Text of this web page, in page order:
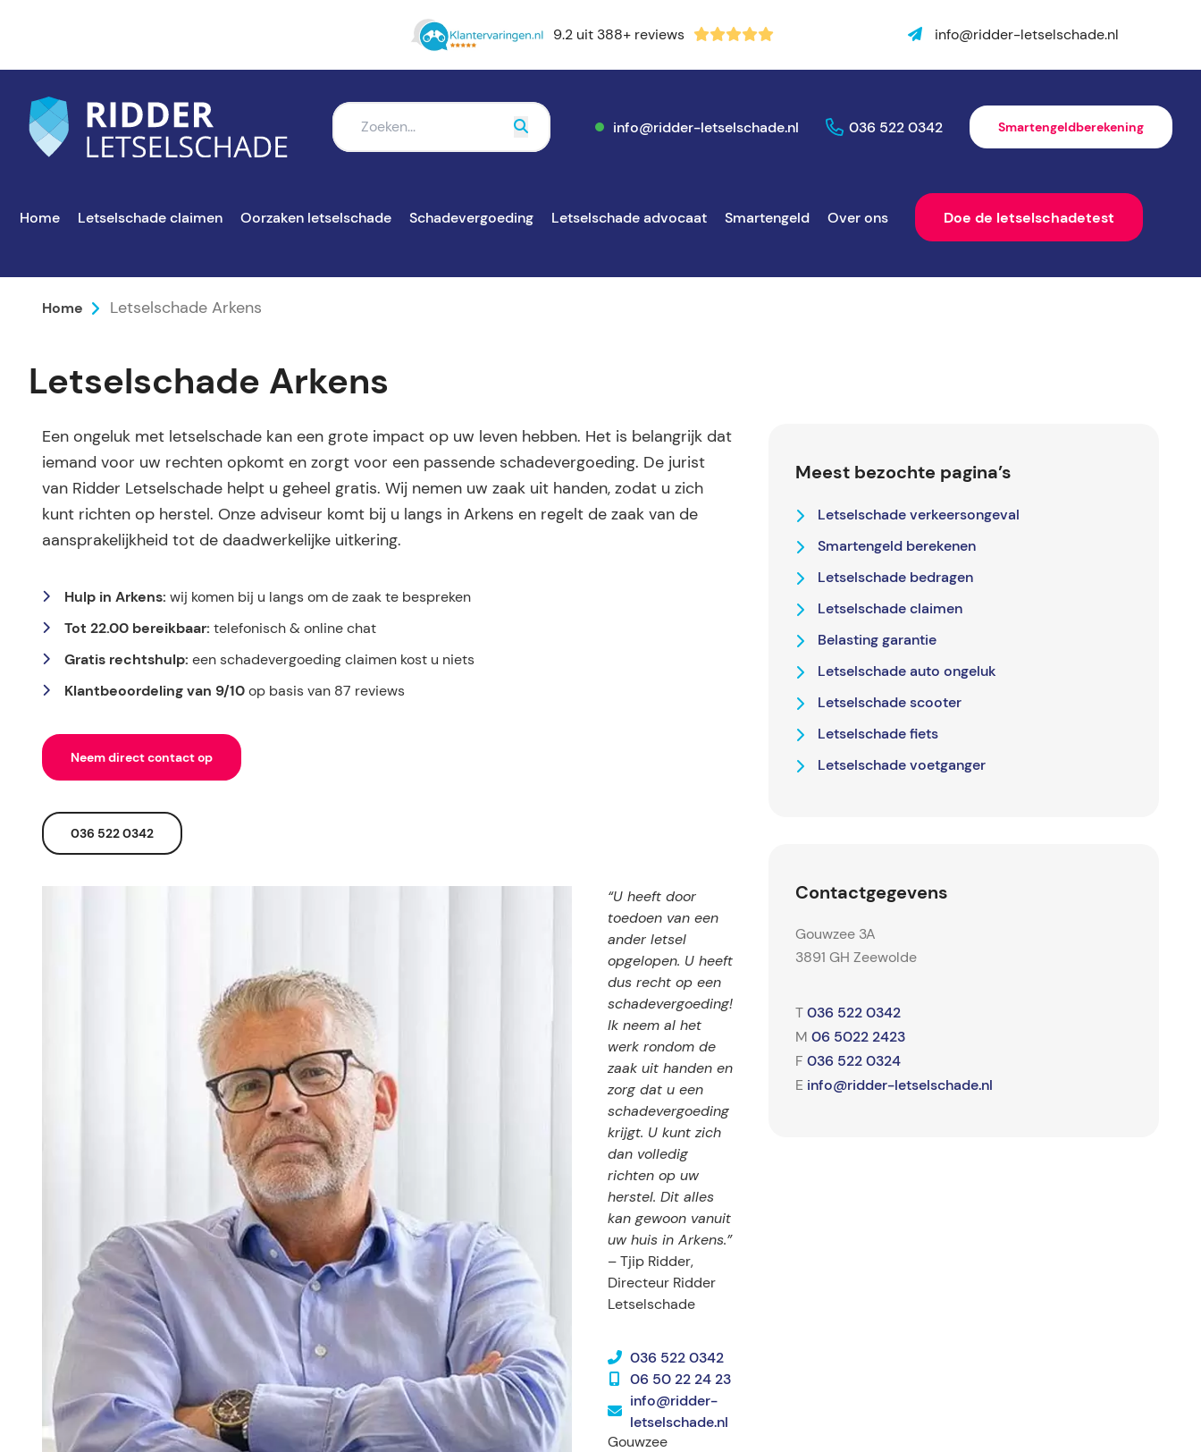
9.2 uit 388+ reviews info@ridder-letselschade.nl
info@ridder-letselschade.nl 036 522 0342 Smartengeldberekening
Home Letselschade claimen Oorzaken letselschade Schadevergoeding Letselschade advocaat Smartengeld Over ons Doe de letselschadetest
Home Letselschade Arkens
Letselschade Arkens
Een ongeluk met letselschade kan een grote impact op uw leven hebben. Het is belangrijk dat
iemand voor uw rechten opkomt en zorgt voor een passende schadevergoeding. De jurist
van Ridder Letselschade helpt u geheel gratis. Wij nemen uw zaak uit handen, zodat u zich
kunt richten op herstel. Onze adviseur komt bij u langs in Arkens en regelt de zaak van de
aansprakelijkheid tot de daadwerkelijke uitkering.
Hulp in Arkens: wij komen bij u langs om de zaak te bespreken
Tot 22.00 bereikbaar: telefonisch & online chat
Gratis rechtshulp: een schadevergoeding claimen kost u niets
Klantbeoordeling van 9/10op basis van 87 reviews
Neem direct contact op
036 522 0342
“U heeft door
toedoen van een
ander letsel
opgelopen. U heeft
dus recht op een
schadevergoeding!
Ik neem al het
werk rondom de
zaak uit handen en
zorg dat u een
schadevergoeding
krijgt. U kunt zich
dan volledig
richten op uw
herstel. Dit alles
kan gewoon vanuit
uw huis in Arkens.”
– Tjip Ridder,
Directeur Ridder
Letselschade
036 522 0342
06 50 22 24 23
info@ridder-
letselschade.nl
Gouwzee
Meest bezochte pagina’s
Letselschade verkeersongeval
Smartengeld berekenen
Letselschade bedragen
Letselschade claimen
Belasting garantie
Letselschade auto ongeluk
Letselschade scooter
Letselschade fiets
Letselschade voetganger
Contactgegevens
Gouwzee 3A
3891 GH Zeewolde
T 036 522 0342
M 06 5022 2423
F 036 522 0324
E info@ridder-letselschade.nl